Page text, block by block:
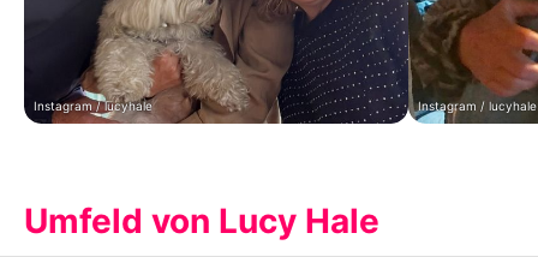
Instagram / lucyhale Instagram / lucyhale
Umfeld von Lucy Hale